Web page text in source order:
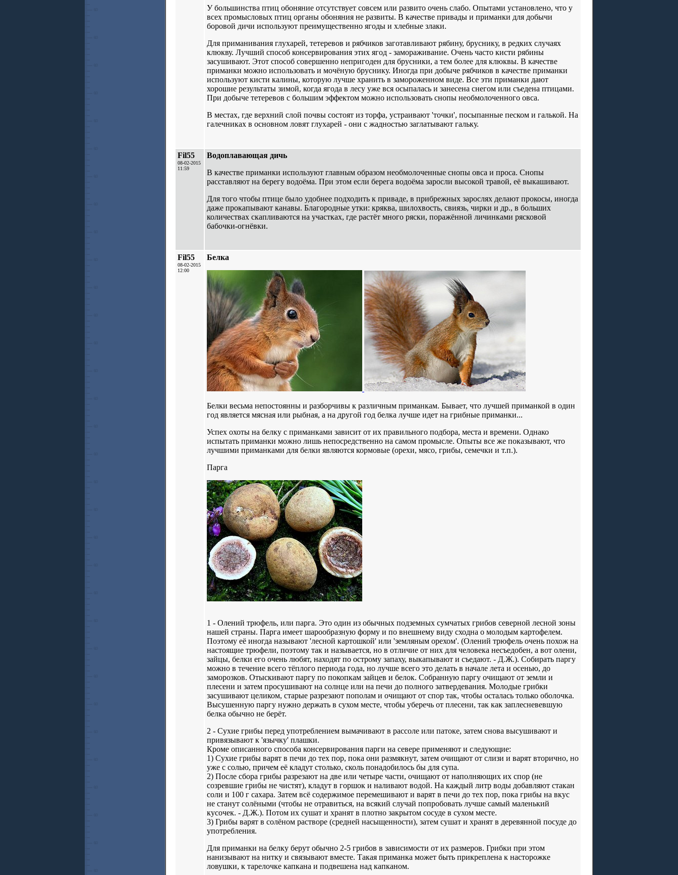
У большинства птиц обоняние отсутствует совсем или развито очень слабо. Опытами установлено, что у
всех промысловых птиц органы обоняния не развиты. В качестве привады и приманки для добычи
боровой дичи используют преимущественно ягоды и хлебные злаки.
Для приманивания глухарей, тетеревов и рябчиков заготавливают рябину, бруснику, в редких случаях
клюкву. Лучший способ консервирования этих ягод - замораживание. Очень часто кисти рябины
засушивают. Этот способ совершенно непригоден для брусники, а тем более для клюквы. В качестве
приманки можно использовать и мочёную бруснику. Иногда при добыче рябчиков в качестве приманки
используют кисти калины, которую лучше хранить в замороженном виде. Все эти приманки дают
хорошие результаты зимой, когда ягода в лесу уже вся осыпалась и занесена снегом или съедена птицами.
При добыче тетеревов с большим эффектом можно использовать снопы необмолоченного овса.
В местах, где верхний слой почвы состоят из торфа, устраивают 'точки', посыпанные песком и галькой. На
галечниках в основном ловят глухарей - они с жадностью заглатывают гальку.
Fil55
08-02-2015
11:59
Водоплавающая дичь
В качестве приманки используют главным образом необмолоченные снопы овса и проса. Снопы
расставляют на берегу водоёма. При этом если берега водоёма заросли высокой травой, её выкашивают.
Для того чтобы птице было удобнее подходить к приваде, в прибрежных зарослях делают прокосы, иногда
даже прокапывают канавы. Благородные утки: кряква, шилохвость, свиязь, чирки и др., в больших
количествах скапливаются на участках, где растёт много ряски, поражённой личинками рясковой
бабочки-огнёвки.
Fil55
08-02-2015
12:00
Белка
Белки весьма непостоянны и разборчивы к различным приманкам. Бывает, что лучшей приманкой в один
год является мясная или рыбная, а на другой год белка лучше идет на грибные приманки...
Успех охоты на белку с приманками зависит от их правильного подбора, места и времени. Однако
испытать приманки можно лишь непосредственно на самом промысле. Опыты все же показывают, что
лучшими приманками для белки являются кормовые (орехи, мясо, грибы, семечки и т.п.).
Парга
1 - Олений трюфель, или парга. Это один из обычных подземных сумчатых грибов северной лесной зоны
нашей страны. Парга имеет шарообразную форму и по внешнему виду сходна о молодым картофелем.
Поэтому её иногда называют 'лесной картошкой' или 'земляным орехом'. (Олений трюфель очень похож на
настоящие трюфели, поэтому так и называется, но в отличие от них для человека несъедобен, а вот олени,
зайцы, белки его очень любят, находят по острому запаху, выкапывают и съедают. - Д.Ж.). Собирать паргу
можно в течение всего тёплого периода года, но лучше всего это делать в начале лета и осенью, до
заморозков. Отыскивают паргу по покопкам зайцев и белок. Собранную паргу очищают от земли и
плесени и затем просушивают на солнце или на печи до полного затвердевания. Молодые грибки
засушивают целиком, старые разрезают пополам и очищают от спор так, чтобы осталась только оболочка.
Высушенную паргу нужно держать в сухом месте, чтобы уберечь от плесени, так как заплесневевшую
белка обычно не берёт.
2 - Сухие грибы перед употреблением вымачивают в рассоле или патоке, затем снова высушивают и
привязывают к 'язычку' плашки.
Кроме описанного способа консервирования парги на севере применяют и следующие:
1) Сухие грибы варят в печи до тех пор, пока они размякнут, затем очищают от слизи и варят вторично, но
уже с солью, причем её кладут столько, сколь понадобилось бы для супа.
2) После сбора грибы разрезают на две или четыре части, очищают от наполняющих их спор (не
созревшие грибы не чистят), кладут в горшок и наливают водой. На каждый литр воды добавляют стакан
соли и 100 г сахара. Затем всё содержимое перемешивают и варят в печи до тех пор, пока грибы на вкус
не станут солёными (чтобы не отравиться, на всякий случай попробовать лучше самый маленький
кусочек. - Д.Ж.). Потом их сушат и хранят в плотно закрытом сосуде в сухом месте.
3) Грибы варят в солёном растворе (средней насыщенности), затем сушат и хранят в деревянной посуде до
употребления.
Для приманки на белку берут обычно 2-5 грибов в зависимости от их размеров. Грибки при этом
нанизывают на нитку и связывают вместе. Такая приманка может быть прикреплена к насторожке
ловушки, к тарелочке капкана и подвешена над капканом.